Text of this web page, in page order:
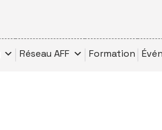
Réseau AFF Formation